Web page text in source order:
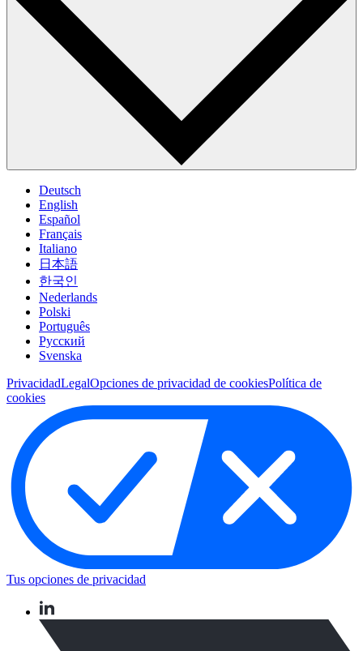
Deutsch
English
Español
Français
Italiano
日本語
한국인
Nederlands
Polski
Português
Pусский
Svenska
PrivacidadLegalOpciones de privacidad de cookiesPolítica de
cookies
Tus opciones de privacidad